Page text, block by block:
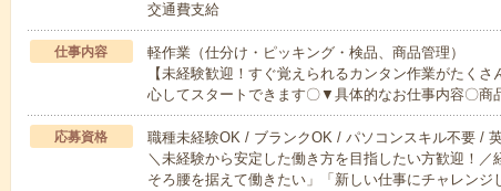
交通費支給
仕事内容
軽作業（仕分け・ピッキング・検品、商品管理）
【未経験歓迎！すぐ覚えられるカンタン作業がたく
心してスタートできます〇▼具体的なお仕事内容〇商
応募資格
職種未経験OK / ブランクOK / パソコンスキル不要 /
＼未経験から安定した働き方を目指したい方歓迎！
そろ腰を据えて働きたい」「新しい仕事にチャレン